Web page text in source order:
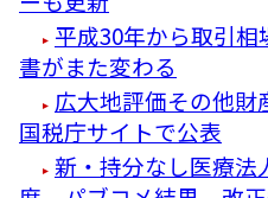
平成30年から取引
書がまた変わる
広大地評価その他
国税庁サイトで公表
新・持分なし医療法